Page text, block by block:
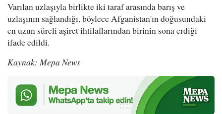
Varılan uzlaşıyla birlikte iki taraf arasında barış ve
uzlaşının sağlandığı, böylece Afganistan'ın doğusundaki
en uzun süreli aşiret ihtilaflarından birinin sona erdiği
ifade edildi.
Kaynak: Mepa News